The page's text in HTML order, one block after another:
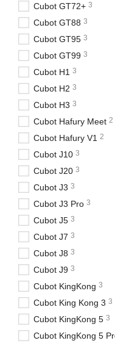
Cubot GT72+ 3
Cubot GT88 3
Cubot GT95 3
Cubot GT99 3
Cubot H1 3
Cubot H2 3
Cubot H3 3
Cubot Hafury Meet 2
Cubot Hafury V1 2
Cubot J10 3
Cubot J20 3
Cubot J3 3
Cubot J3 Pro 3
Cubot J5 3
Cubot J7 3
Cubot J8 3
Cubot J9 3
Cubot KingKong 3
Cubot King Kong 3 3
Cubot KingKong 5 3
Cubot KingKong 5